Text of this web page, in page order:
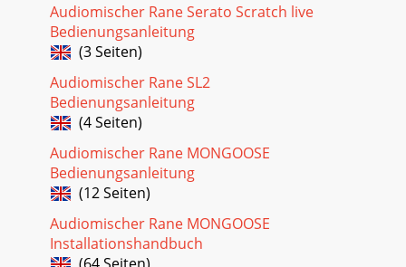
Audiomischer Rane Serato Scratch live
Bedienungsanleitung
(3 Seiten)
Audiomischer Rane SL2
Bedienungsanleitung
(4 Seiten)
Audiomischer Rane MONGOOSE
Bedienungsanleitung
(12 Seiten)
Audiomischer Rane MONGOOSE
Installationshandbuch